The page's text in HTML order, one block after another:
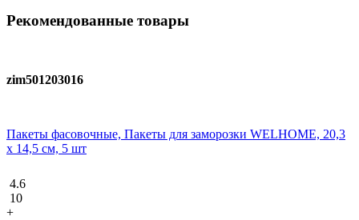
Рекомендованные товары
zim501203016
Пакеты фасовочные, Пакеты для заморозки WELHOME, 20,3
х 14,5 см, 5 шт
4.6
10
+